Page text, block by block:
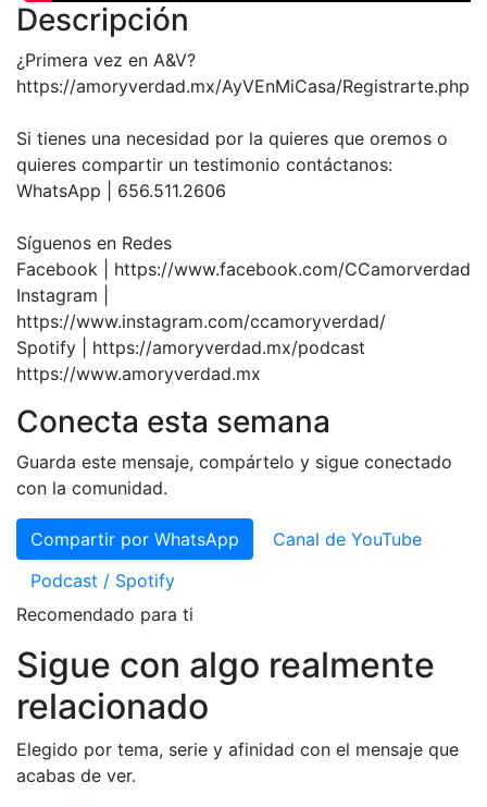
Descripción
¿Primera vez en A&V?
https://amoryverdad.mx/AyVEnMiCasa/Registrarte.php
Si tienes una necesidad por la quieres que oremos o
quieres compartir un testimonio contáctanos:
WhatsApp | 656.511.2606
Síguenos en Redes
Facebook | https://www.facebook.com/CCamorverdad
Instagram |
https://www.instagram.com/ccamoryverdad/
Spotify | https://amoryverdad.mx/podcast
https://www.amoryverdad.mx
Conecta esta semana
Guarda este mensaje, compártelo y sigue conectado
con la comunidad.
Compartir por WhatsApp
Canal de YouTube
Podcast / Spotify
Recomendado para ti
Sigue con algo realmente
relacionado
Elegido por tema, serie y afinidad con el mensaje que
acabas de ver.